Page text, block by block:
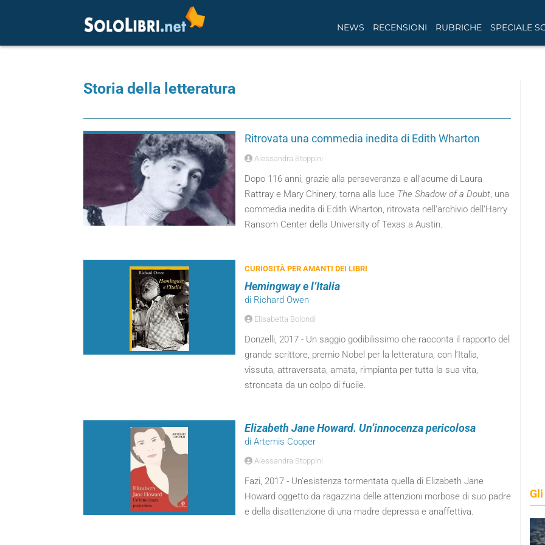
NEWS RECENSIONI RUBRICHE SPECIALE
Storia della letteratura
Ritrovata una commedia inedita di Edith Wharton
Alessandra Stoppini
Dopo 116 anni, grazie alla perseveranza e all’acume di Laura
Rattray e Mary Chinery, torna alla luce The Shadow of a Doubt, una
commedia inedita di Edith Wharton, ritrovata nell’archivio dell’Harry
Ransom Center della University of Texas a Austin.
CURIOSITÀ PER AMANTI DEI LIBRI
Hemingway e l’Italia
di Richard Owen
Elisabetta Bolondi
Donzelli, 2017 - Un saggio godibilissimo che racconta il rapporto del
grande scrittore, premio Nobel per la letteratura, con l’Italia,
vissuta, attraversata, amata, rimpianta per tutta la sua vita,
stroncata da un colpo di fucile.
Elizabeth Jane Howard. Un’innocenza pericolosa
di Artemis Cooper
Alessandra Stoppini
Fazi, 2017 - Un’esistenza tormentata quella di Elizabeth Jane
Howard oggetto da ragazzina delle attenzioni morbose di suo padre
e della disattenzione di una madre depressa e anaffettiva.